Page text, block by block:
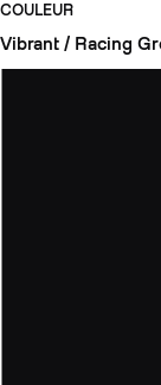
COULEUR
Vibrant / Racing